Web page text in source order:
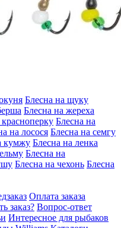
Блесна на щуку
Блесна на жереха
Блесна на
на лосося Блесна на семгу
кумжу Блесна на ленка
Блесна на
Блесна на чехонь Блесна
Оплата заказа
заказ? Вопрос-ответ
Интересное для рыбаков